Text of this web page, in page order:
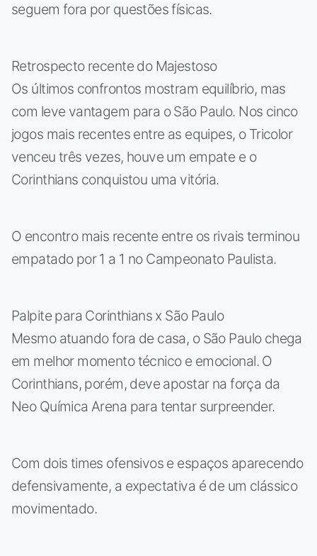
seguem fora por questões físicas.
Retrospecto recente do Majestoso
Os últimos confrontos mostram equilíbrio, mas
com leve vantagem para o São Paulo. Nos cinco
jogos mais recentes entre as equipes, o Tricolor
venceu três vezes, houve um empate e o
Corinthians conquistou uma vitória.
O encontro mais recente entre os rivais terminou
empatado por 1 a 1 no Campeonato Paulista.
Palpite para Corinthians x São Paulo
Mesmo atuando fora de casa, o São Paulo chega
em melhor momento técnico e emocional. O
Corinthians, porém, deve apostar na força da
Neo Química Arena para tentar surpreender.
Com dois times ofensivos e espaços aparecendo
defensivamente, a expectativa é de um clássico
movimentado.